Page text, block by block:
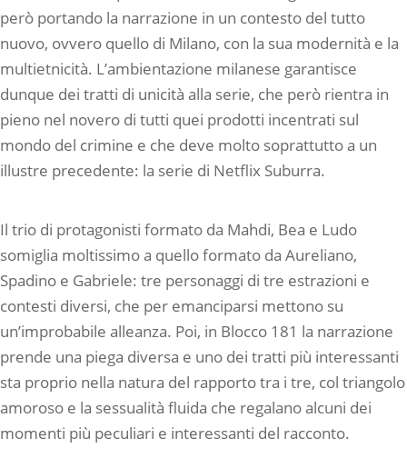
però portando la narrazione in un contesto del tutto
nuovo, ovvero quello di Milano, con la sua modernità e la
multietnicità. L’ambientazione milanese garantisce
dunque dei tratti di unicità alla serie, che però rientra in
pieno nel novero di tutti quei prodotti incentrati sul
mondo del crimine e che deve molto soprattutto a un
illustre precedente: la serie di Netflix Suburra.
Il trio di protagonisti formato da Mahdi, Bea e Ludo
somiglia moltissimo a quello formato da Aureliano,
Spadino e Gabriele: tre personaggi di tre estrazioni e
contesti diversi, che per emanciparsi mettono su
un’improbabile alleanza. Poi, in Blocco 181 la narrazione
prende una piega diversa e uno dei tratti più interessanti
sta proprio nella natura del rapporto tra i tre, col triangolo
amoroso e la sessualità fluida che regalano alcuni dei
momenti più peculiari e interessanti del racconto.